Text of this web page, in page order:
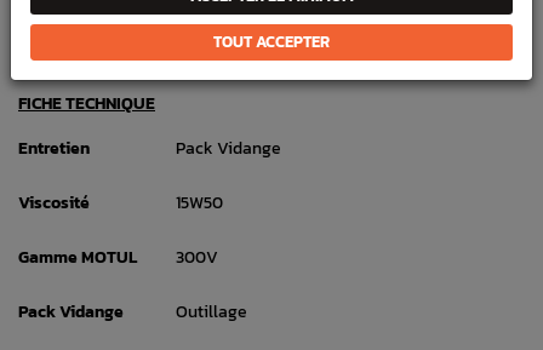
Référence :1761
En stock :12
FICHE TECHNIQUE
Entretien
Pack Vidange
Viscosité 15W50
Gamme MOTUL 300V
Pack Vidange Outillage
TOUT ACCEPTER